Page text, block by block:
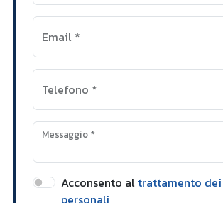
Email *
Telefono *
Messaggio*
Acconsento al trattamento